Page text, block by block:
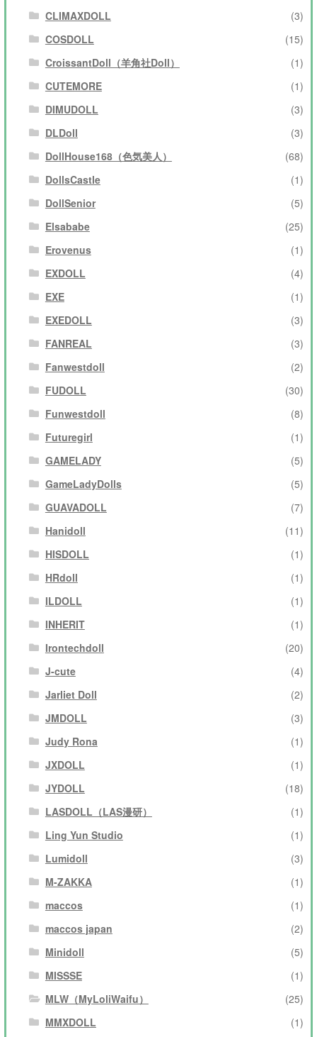
CLIMAXDOLL
(3)
COSDOLL
(15)
CroissantDoll（羊角社Doll）
(1)
CUTEMORE
(1)
DIMUDOLL
(3)
DLDoll
(3)
DollHouse168（色気美人）
(68)
DollsCastle
(1)
DollSenior
(5)
Elsababe
(25)
Erovenus
(1)
EXDOLL
(4)
EXE
(1)
EXEDOLL
(3)
FANREAL
(3)
Fanwestdoll
(2)
FUDOLL
(30)
Funwestdoll
(8)
Futuregirl
(1)
GAMELADY
(5)
GameLadyDolls
(5)
GUAVADOLL
(7)
Hanidoll
(11)
HISDOLL
(1)
HRdoll
(1)
ILDOLL
(1)
INHERIT
(1)
Irontechdoll
(20)
J-cute
(4)
Jarliet Doll
(2)
JMDOLL
(3)
Judy Rona
(1)
JXDOLL
(1)
JYDOLL
(18)
LASDOLL（LAS漫研）
(1)
Ling Yun Studio
(1)
Lumidoll
(3)
M-ZAKKA
(1)
maccos
(1)
maccos japan
(2)
Minidoll
(5)
MISSSE
(1)
MLW（MyLoliWaifu）
(25)
MMXDOLL
(1)